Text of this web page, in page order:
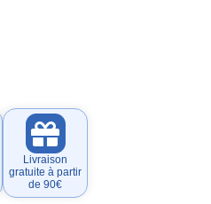
Livraison
gratuite à partir
de 90€